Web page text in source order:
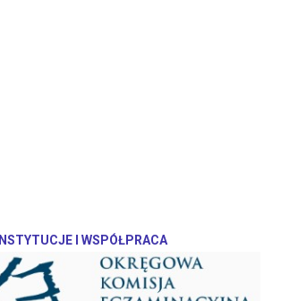
INSTYTUCJE I WSPÓŁPRACA